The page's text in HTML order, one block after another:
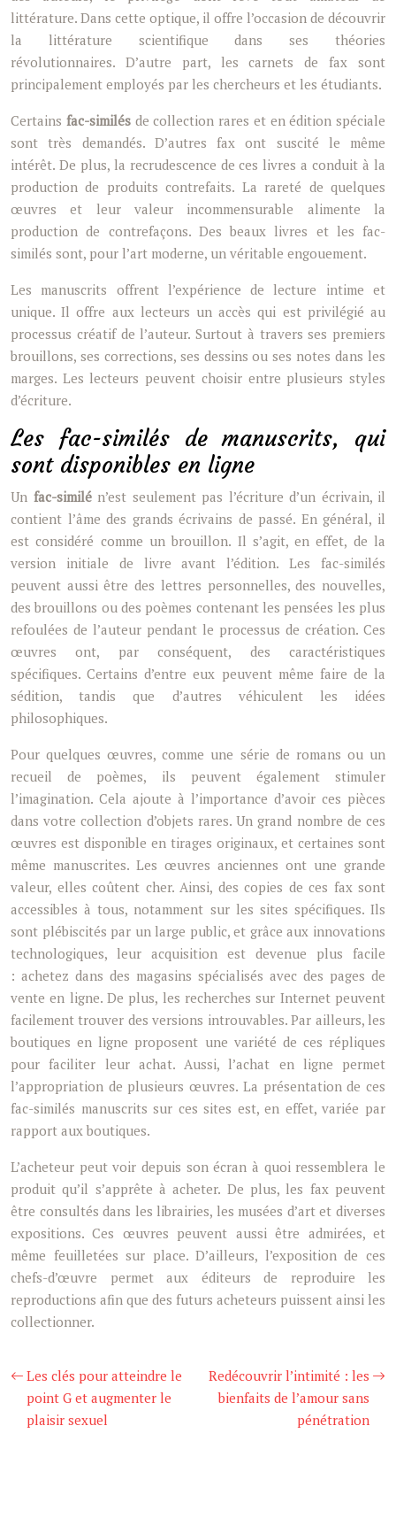
littérature. Dans cette optique, il offre l’occasion de découvrir
la littérature scientifique dans ses théories
révolutionnaires. D’autre part, les carnets de fax sont
principalement employés par les chercheurs et les étudiants.
Certains fac-similésde collection rares et en édition spéciale
sont très demandés. D’autres fax ont suscité le même
intérêt. De plus, la recrudescence de ces livres a conduit à la
production de produits contrefaits. La rareté de quelques
œuvres et leur valeur incommensurable alimente la
production de contrefaçons. Des beaux livres et les fac-
similés sont, pour l’art moderne, un véritable engouement.
Les manuscrits offrent l’expérience de lecture intime et
unique. Il offre aux lecteurs un accès qui est privilégié au
processus créatif de l’auteur. Surtout à travers ses premiers
brouillons, ses corrections, ses dessins ou ses notes dans les
marges. Les lecteurs peuvent choisir entre plusieurs styles
d’écriture.
Les fac-similés de manuscrits, qui
sont disponibles en ligne
Un fac-similén’est seulement pas l’écriture d’un écrivain, il
contient l’âme des grands écrivains de passé. En général, il
est considéré comme un brouillon. Il s’agit, en effet, de la
version initiale de livre avant l’édition. Les fac-similés
peuvent aussi être des lettres personnelles, des nouvelles,
des brouillons ou des poèmes contenant les pensées les plus
refoulées de l’auteur pendant le processus de création. Ces
œuvres ont, par conséquent, des caractéristiques
spécifiques. Certains d’entre eux peuvent même faire de la
sédition, tandis que d’autres véhiculent les idées
philosophiques.
Pour quelques œuvres, comme une série de romans ou un
recueil de poèmes, ils peuvent également stimuler
l’imagination. Cela ajoute à l’importance d’avoir ces pièces
dans votre collection d’objets rares. Un grand nombre de ces
œuvres est disponible en tirages originaux, et certaines sont
même manuscrites. Les œuvres anciennes ont une grande
valeur, elles coûtent cher. Ainsi, des copies de ces fax sont
accessibles à tous, notamment sur les sites spécifiques. Ils
sont plébiscités par un large public, et grâce aux innovations
technologiques, leur acquisition est devenue plus facile
: achetez dans des magasins spécialisés avec des pages de
vente en ligne. De plus, les recherches sur Internet peuvent
facilement trouver des versions introuvables. Par ailleurs, les
boutiques en ligne proposent une variété de ces répliques
pour faciliter leur achat. Aussi, l’achat en ligne permet
l’appropriation de plusieurs œuvres. La présentation de ces
fac-similés manuscrits sur ces sites est, en effet, variée par
rapport aux boutiques.
L’acheteur peut voir depuis son écran à quoi ressemblera le
produit qu’il s’apprête à acheter. De plus, les fax peuvent
être consultés dans les librairies, les musées d’art et diverses
expositions. Ces œuvres peuvent aussi être admirées, et
même feuilletées sur place. D’ailleurs, l’exposition de ces
chefs-d’œuvre permet aux éditeurs de reproduire les
reproductions afin que des futurs acheteurs puissent ainsi les
collectionner.
Les clés pour atteindre le
point G et augmenter le
plaisir sexuel
Redécouvrir l’intimité : les
bienfaits de l’amour sans
pénétration